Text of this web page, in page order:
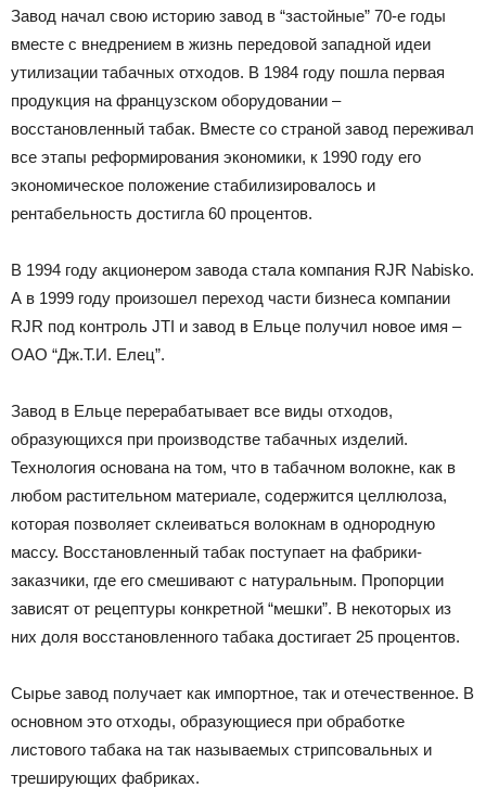
Завод начал свою историю завод в “застойные” 70-е годы
вместе с внедрением в жизнь передовой западной идеи
утилизации табачных отходов. В 1984 году пошла первая
продукция на французском оборудовании –
восстановленный табак. Вместе со страной завод переживал
все этапы реформирования экономики, к 1990 году его
экономическое положение стабилизировалось и
рентабельность достигла 60 процентов.
В 1994 году акционером завода стала компания RJR Nabisko.
А в 1999 году произошел переход части бизнеса компании
RJR под контроль JTI и завод в Ельце получил новое имя –
ОАО “Дж.Т.И. Елец”.
Завод в Ельце перерабатывает все виды отходов,
образующихся при производстве табачных изделий.
Технология основана на том, что в табачном волокне, как в
любом растительном материале, содержится целлюлоза,
которая позволяет склеиваться волокнам в однородную
массу. Восстановленный табак поступает на фабрики-
заказчики, где его смешивают с натуральным. Пропорции
зависят от рецептуры конкретной “мешки”. В некоторых из
них доля восстановленного табака достигает 25 процентов.
Сырье завод получает как импортное, так и отечественное. В
основном это отходы, образующиеся при обработке
листового табака на так называемых стрипсовальных и
треширующих фабриках.